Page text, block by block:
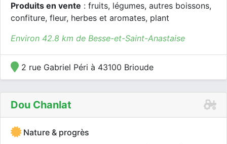
Produits en vente : fruits, légumes, autres boissons,
confiture, fleur, herbes et aromates, plant
Environ 42.8 km de Besse-et-Saint-Anastaise
2 rue Gabriel Péri à 43100 Brioude
Dou Chanlat
Nature & progrès